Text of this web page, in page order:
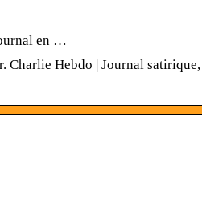
en …
Charlie Hebdo | Journal satirique,